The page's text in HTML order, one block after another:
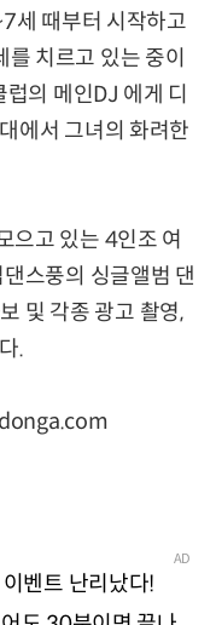
세 때부터 시작하고
치르고 있는 중이
의 메인DJ 에게 디
에서 그녀의 화려한
으고 있는 4인조 여
스풍의 싱글앨범 댄
및 각종 광고 촬영,
.